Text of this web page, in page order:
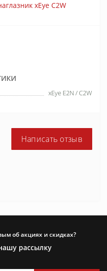
xEye C2W
xEye E2N / C2W
Написать отзыв
об акциях и скидках?
рассылку